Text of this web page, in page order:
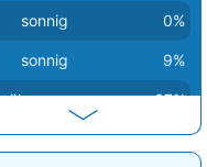
sonnig 0%
sonnig 9%
37%
Regen 16%